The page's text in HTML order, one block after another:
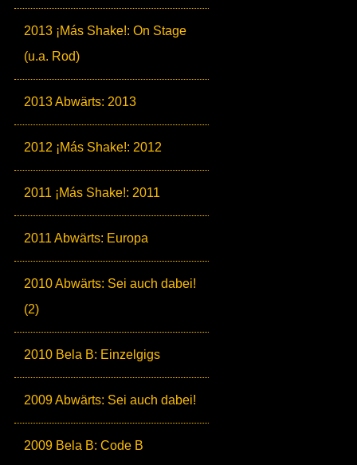
2013 ¡Más Shake!: On Stage
(u.a. Rod)
2013 Abwärts: 2013
2012 ¡Más Shake!: 2012
2011 ¡Más Shake!: 2011
2011 Abwärts: Europa
2010 Abwärts: Sei auch dabei!
(2)
2010 Bela B: Einzelgigs
2009 Abwärts: Sei auch dabei!
2009 Bela B: Code B